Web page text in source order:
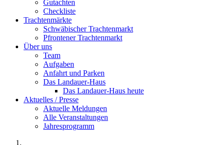
Gutachten
Checkliste
Trachtenmärkte
Schwäbischer Trachtenmarkt
Pfrontener Trachtenmarkt
Über uns
Team
Aufgaben
Anfahrt und Parken
Das Landauer-Haus
Das Landauer-Haus heute
Aktuelles / Presse
Aktuelle Meldungen
Alle Veranstaltungen
Jahresprogramm